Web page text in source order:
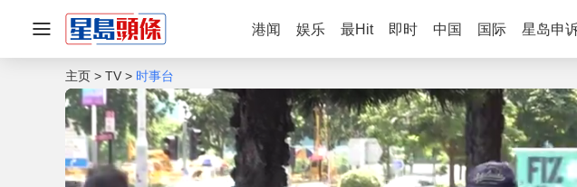
港闻 娱乐 最Hit 即时 中国 国际 星岛申
主页 TV 时事台